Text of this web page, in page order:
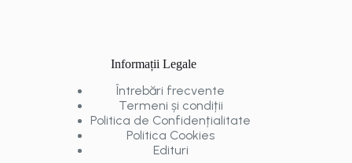
Informații Legale
Întrebări frecvente
Termeni și condiții
Politica de Confidențialitate
Politica Cookies
Edituri